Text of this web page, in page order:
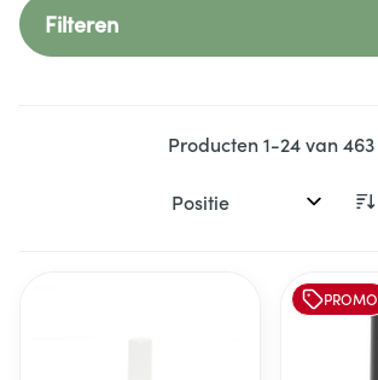
Filteren
Producten1-24van463
Sorteer op:
PROMO